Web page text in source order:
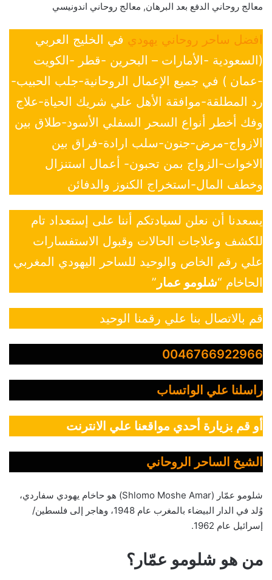
معالج روحاني الدفع بعد البرهان, معالج روحاني اندونيسي
افضل ساحر روحاني يهودي في الخليج العربي
(السعودية -الأمارات – البحرين -قطر -الكويت
-عمان ) في جميع الإعمال الروحانية-جلب الحبيب-
رد المطلقة-موافقة الأهل علي شريك الحياة-علاج
وفك أخطر أنواع السحر السفلي الأسود-طلاق بين
الازواج-مرض-جنون-سلب ارادة-فراق بين
الاخوات-الزواج بمن تحبون- أعمال استنزال
وخطف المال-استخراج الكنوز والدفائن
يسعدنا أن نعلن لسيادتكم أننا على إستعداد تام
للكشف وعلاجات الحالات وقبول الاستفسارات
علي رقم الخاص والوحيد للساحر اليهودي المغربي
الحاخام “شلومو عمار ”
قم بالاتصال بنا علي رقمنا الوحيد
0046766922966
راسلنا علي الواتساب
أو قم بزيارة أحدي مواقعنا علي الانترنت
الشيخ الساحر الروحاني
شلومو عمّار (Shlomo Moshe Amar) هو حاخام يهودي سفاردي،
وُلد في الدار البيضاء بالمغرب عام 1948، وهاجر إلى فلسطين/
إسرائيل عام 1962.
من هو شلومو عمّار؟